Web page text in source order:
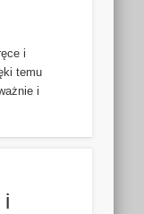
i
temu
i